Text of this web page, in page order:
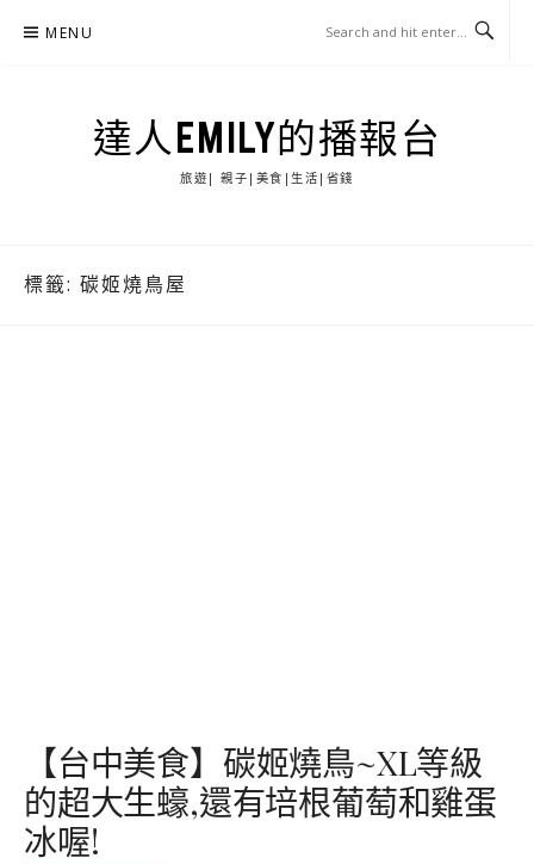
MENU
達人EMILY的播報台
旅遊| 親子|美食|生活|省錢
標籤: 碳姬燒鳥屋
【台中美食】碳姬燒鳥~XL等級
的超大生蠔,還有培根葡萄和雞蛋
冰喔!